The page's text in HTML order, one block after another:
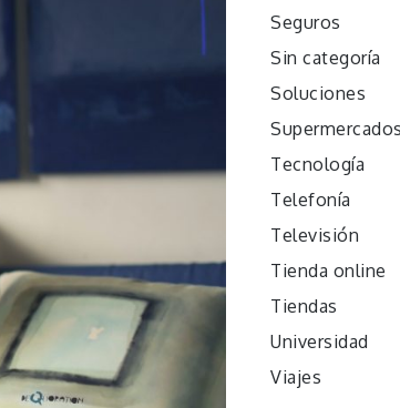
Seguros
Sin categoría
Soluciones
Supermercados
Tecnología
Telefonía
Televisión
Tienda online
Tiendas
Universidad
Viajes